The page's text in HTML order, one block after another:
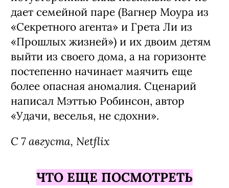
Фильм «Последний дом» / The Last
House, премьера (18+)
Хоррор Луи Летерье («Перевозчик»,
«Иллюзия обмана») с необычной
завязкой — таинственная
потусторонняя сила несколько лет не
дает семейной паре (Вагнер Моура из